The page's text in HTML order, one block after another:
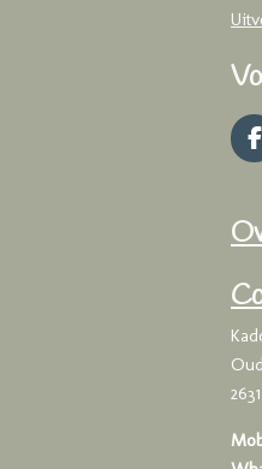
F
a
b
k